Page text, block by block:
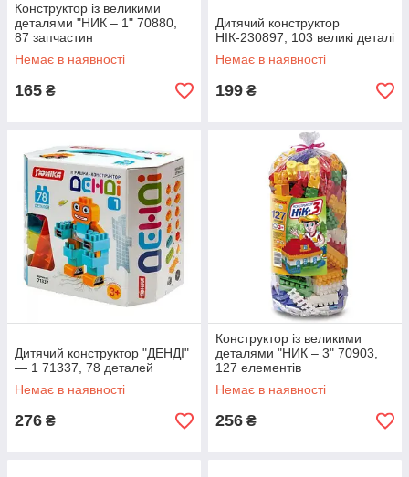
Конструктор із великими
деталями "НИК – 1" 70880,
87 запчастин
Немає в наявності
165 ₴
Дитячий конструктор
НІК-230897, 103 великі деталі
Немає в наявності
199 ₴
Дитячий конструктор "ДЕНДІ"
— 1 71337, 78 деталей
Немає в наявності
276 ₴
Конструктор із великими
деталями "НИК – 3" 70903,
127 елементів
Немає в наявності
256 ₴